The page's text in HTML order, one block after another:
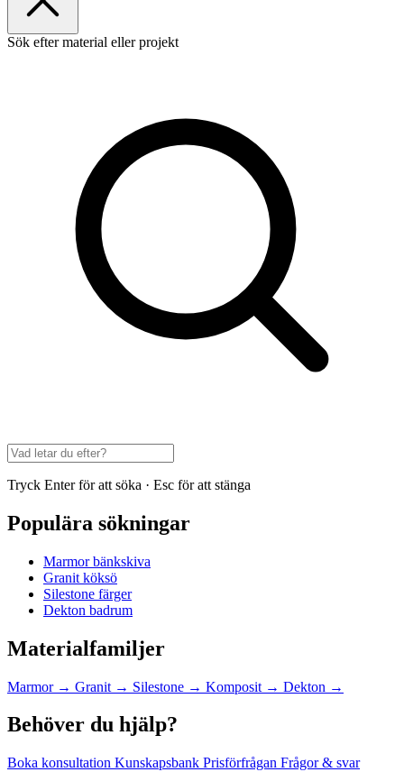
Sök efter material eller projekt
Tryck Enter för att söka · Esc för att stänga
Populära sökningar
Marmor bänkskiva
Granit köksö
Silestone färger
Dekton badrum
Materialfamiljer
Marmor → Granit → Silestone → Komposit → Dekton →
Behöver du hjälp?
Boka konsultation Kunskapsbank Prisförfrågan Frågor & svar